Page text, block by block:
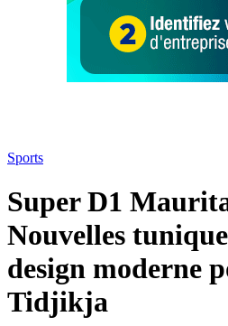
Sports
Super D1
Nouvelles
design moderne
Tidjikja